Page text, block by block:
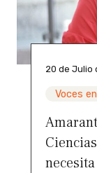
20 de Julio
Voces